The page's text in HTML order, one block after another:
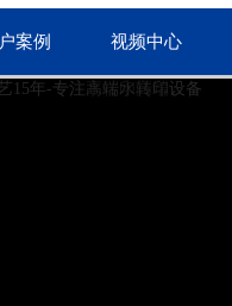
案例 视频中心